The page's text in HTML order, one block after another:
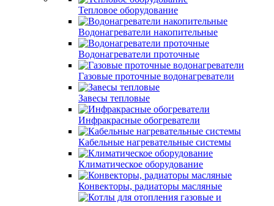
Тепловое оборудование
Водонагреватели накопительные
Водонагреватели проточные
Газовые проточные водонагреватели
Завесы тепловые
Инфракрасные обогреватели
Кабельные нагревательные системы
Климатическое оборудование
Конвекторы, радиаторы масляные